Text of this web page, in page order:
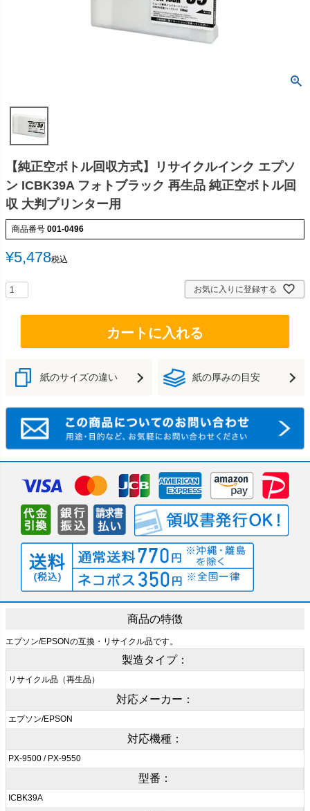
【純正空ボトル回収方式】リサイクルインク エプソ
ン ICBK39A フォトブラック 再生品 純正空ボトル回
収 大判プリンター用
商品番号 001-0496
¥5,478税込
お気に入りに登録する
カートに入れる
紙のサイズの違い 紙の厚みの目安
商品の特徴
エプソン/EPSONの互換・リサイクル品です。
製造タイプ：
リサイクル品（再生品）
対応メーカー：
エプソン/EPSON
対応機種：
PX-9500 / PX-9550
型番：
ICBK39A